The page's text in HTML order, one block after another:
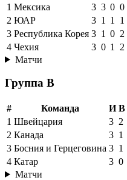
1 Мексика 3 3 0 0
2 ЮАР 3 1 1 1
3 Республика Корея 3 1 0 2
4 Чехия 3 0 1 2
Матчи
Группа B
# Команда И В
1 Швейцария 3 2
2 Канада 3 1
3 Босния и Герцеговина 3 1
4 Катар 3 0
Матчи